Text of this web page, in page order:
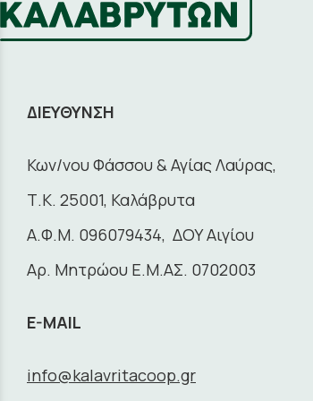
ΔΙΕΥΘΥΝΣΗ
Κων/νου Φάσσου & Αγίας Λαύρας,
Τ.Κ. 25001, Καλάβρυτα
A.Φ.Μ. 096079434, ΔΟΥ Αιγίου
Αρ. Μητρώου Ε.Μ.ΑΣ. 0702003
E-MAIL
info@kalavritacoop.gr